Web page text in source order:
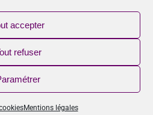
accepter
refuser
Mentions légales
abonnez-vous !